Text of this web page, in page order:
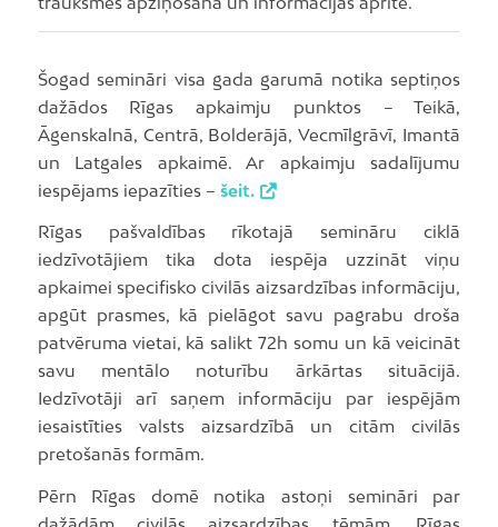
Šogad semināri visa gada garumā notika septiņos
dažādos Rīgas apkaimju punktos – Teikā,
Āgenskalnā, Centrā, Bolderājā, Vecmīlgrāvī, Imantā
un Latgales apkaimē. Ar apkaimju sadalījumu
iespējams iepazīties – šeit.
Rīgas pašvaldības rīkotajā semināru ciklā
iedzīvotājiem tika dota iespēja uzzināt viņu
apkaimei specifisko civilās aizsardzības informāciju,
apgūt prasmes, kā pielāgot savu pagrabu droša
patvēruma vietai, kā salikt 72h somu un kā veicināt
savu mentālo noturību ārkārtas situācijā.
Iedzīvotāji arī saņem informāciju par iespējām
iesaistīties valsts aizsardzībā un citām civilās
pretošanās formām.
Pērn Rīgas domē notika astoņi semināri par